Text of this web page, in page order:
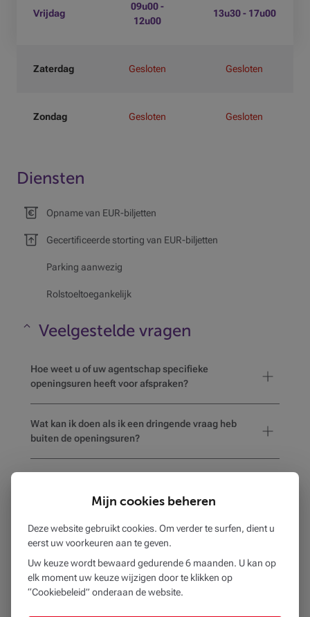
Vrijdag
09u00 -
12u00
13u30 - 17u00
Zaterdag Gesloten Gesloten
Zondag Gesloten Gesloten
Diensten
Opname van EUR-biljetten
Gecertificeerde storting van EUR-biljetten
Parking aanwezig
Rolstoeltoegankelijk
Maskeren
Veelgestelde vragen
Hoe weet u of uw agentschap specifieke
openingsuren heeft voor afspraken?
Wat kan ik doen als ik een dringende vraag heb
buiten de openingsuren?
Hoe weet ik of het gekozen kantoor
rolstoeltoegankelijk is of voorzieningen heeft voor
mensen met een beperking?
Mijn cookies beheren
Deze website gebruikt cookies. Om verder te surfen, dient u
eerst uw voorkeuren aan te geven.
Uw keuze wordt bewaard gedurende 6 maanden. U kan op
elk moment uw keuze wijzigen door te klikken op
“Cookiebeleid” onderaan de website.